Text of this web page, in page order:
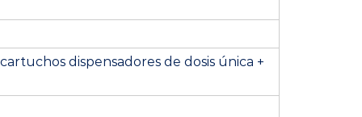
dispensadores de dosis única +